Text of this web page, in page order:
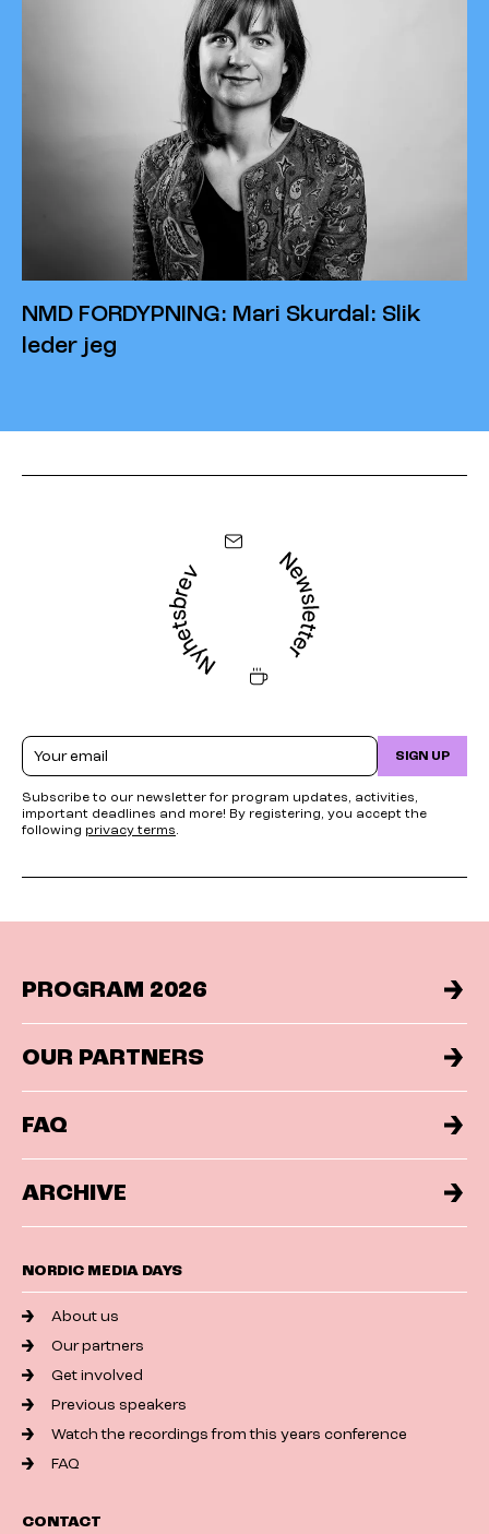
NMD FORDYPNING: Mari Skurdal: Slik
leder jeg
Email SIGN UP
Subscribe to our newsletter for program updates, activities,
important deadlines and more! By registering, you accept the
following privacy terms.
PROGRAM 2026
OUR PARTNERS
FAQ
ARCHIVE
NORDIC MEDIA DAYS
About us
Our partners
Get involved
Previous speakers
Watch the recordings from this years conference
FAQ
CONTACT